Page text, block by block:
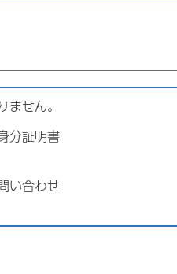
せん。
分証明書
い合わせ